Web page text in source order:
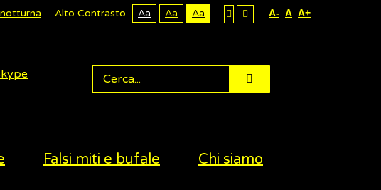
Alto Contrasto Aa Aa Aa A- A A+
Falsi miti e bufale Chi siamo